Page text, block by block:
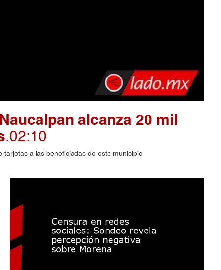
alcanza 20 mil
.02:10
a las beneficiadas de este municipio